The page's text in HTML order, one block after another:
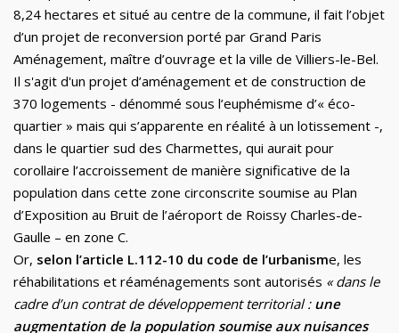
8,24 hectares et situé au centre de la commune, il fait l’objet
d’un projet de reconversion porté par Grand Paris
Aménagement, maître d’ouvrage et la ville de Villiers-le-Bel.
Il s'agit d'un projet d’aménagement et de construction de
370 logements - dénommé sous l’euphémisme d’« éco-
quartier » mais qui s’apparente en réalité à un lotissement -,
dans le quartier sud des Charmettes, qui aurait pour
corollaire l’accroissement de manière significative de la
population dans cette zone circonscrite soumise au Plan
d’Exposition au Bruit de l’aéroport de Roissy Charles-de-
Gaulle – en zone C.
Or, selon l’article L.112-10 du code de l’urbanisme, les
réhabilitations et réaménagements sont autorisés « dans le
cadre d’un contrat de développement territorial : une
augmentation de la population soumise aux nuisances